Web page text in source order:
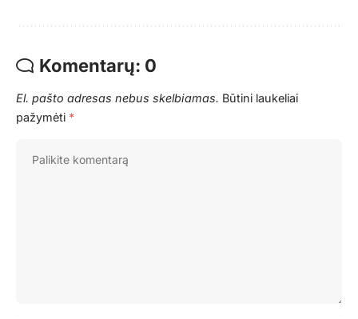
Komentarų: 0
El. pašto adresas nebus skelbiamas. Būtini laukeliai
pažymėti *